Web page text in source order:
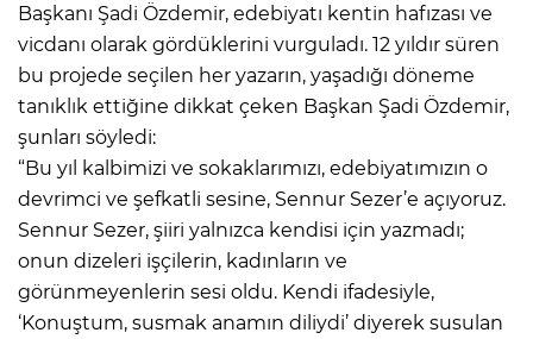
Başkanı Şadi Özdemir, edebiyatı kentin hafızası ve
vicdanı olarak gördüklerini vurguladı. 12 yıldır süren
bu projede seçilen her yazarın, yaşadığı döneme
tanıklık ettiğine dikkat çeken Başkan Şadi Özdemir,
şunları söyledi:
“Bu yıl kalbimizi ve sokaklarımızı, edebiyatımızın o
devrimci ve şefkatli sesine, Sennur Sezer’e açıyoruz.
Sennur Sezer, şiiri yalnızca kendisi için yazmadı;
onun dizeleri işçilerin, kadınların ve
görünmeyenlerin sesi oldu. Kendi ifadesiyle,
‘Konuştum, susmak anamın diliydi’ diyerek susulan